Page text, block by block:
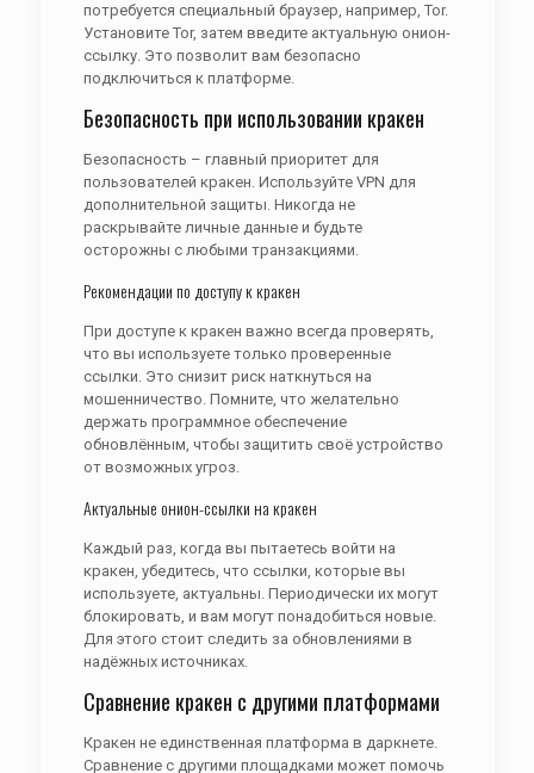
потребуется специальный браузер, например, Tor.
Установите Tor, затем введите актуальную онион-
ссылку. Это позволит вам безопасно
подключиться к платформе.
Безопасность при использовании кракен
Безопасность – главный приоритет для
пользователей кракен. Используйте VPN для
дополнительной защиты. Никогда не
раскрывайте личные данные и будьте
осторожны с любыми транзакциями.
Рекомендации по доступу к кракен
При доступе к кракен важно всегда проверять,
что вы используете только проверенные
ссылки. Это снизит риск наткнуться на
мошенничество. Помните, что желательно
держать программное обеспечение
обновлённым, чтобы защитить своё устройство
от возможных угроз.
Актуальные онион-ссылки на кракен
Каждый раз, когда вы пытаетесь войти на
кракен, убедитесь, что ссылки, которые вы
используете, актуальны. Периодически их могут
блокировать, и вам могут понадобиться новые.
Для этого стоит следить за обновлениями в
надёжных источниках.
Сравнение кракен с другими платформами
Кракен не единственная платформа в даркнете.
Сравнение с другими площадками может помочь